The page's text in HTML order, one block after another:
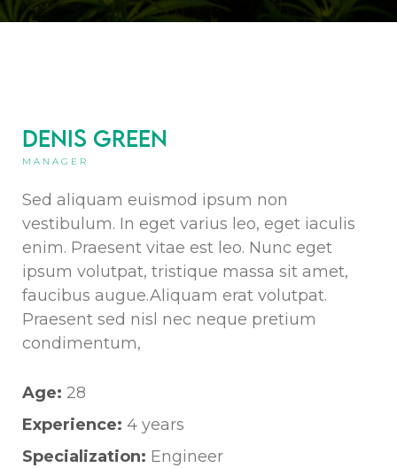
Denis Green
MANAGER
Sed aliquam euismod ipsum non
vestibulum. In eget varius leo, eget iaculis
enim. Praesent vitae est leo. Nunc eget
ipsum volutpat, tristique massa sit amet,
faucibus augue.Aliquam erat volutpat.
Praesent sed nisl nec neque pretium
condimentum,
Age: 28
Experience: 4 years
Specialization: Engineer